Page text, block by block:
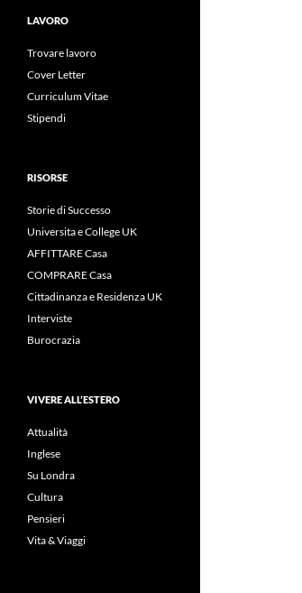
LAVORO
Trovare lavoro
Cover Letter
Curriculum Vitae
Stipendi
RISORSE
Storie di Successo
Universita e College UK
AFFITTARE Casa
COMPRARE Casa
Cittadinanza e Residenza UK
Interviste
Burocrazia
VIVERE ALL’ESTERO
Attualità
Inglese
Su Londra
Cultura
Pensieri
Vita & Viaggi